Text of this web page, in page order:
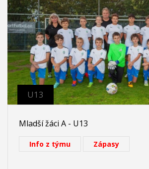
U13
Mladší žáci A - U13
Info z týmu Zápasy